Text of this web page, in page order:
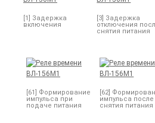
[1] Задержка
включения
[3] Задержка
отключения
снятия питания
[61] Формирование
импульса при
подаче питания
[62]
импульса после
снятия питания